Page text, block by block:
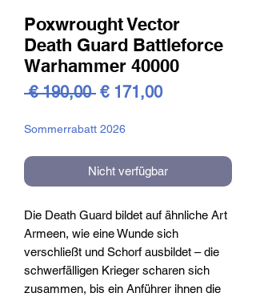
Poxwrought Vector
Death Guard Battleforce
Warhammer 40000
€ 190,00 Standardpreis
€ 171,00Sale-
Sommerrabatt 2026
Nicht verfügbar
Die Death Guard bildet auf ähnliche Art
Armeen, wie eine Wunde sich
verschließt und Schorf ausbildet – die
schwerfälligen Krieger scharen sich
zusammen, bis ein Anführer ihnen die